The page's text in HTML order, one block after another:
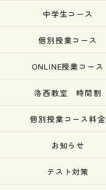
中学生コース
個別授業コース
ONLINE授業コース
洛西教室 時間割
個別授業コース料金
お知らせ
テスト対策